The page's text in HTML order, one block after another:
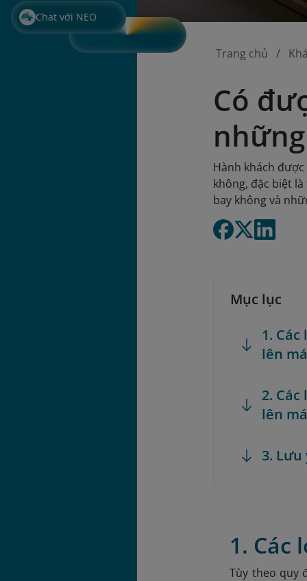
Chat với NEO
Trang chủ
Có
Hành khách
không, đặc biệt
bay không và
Mục lục
1.
lên
2.
lên
3.
1. Các
Tùy theo quy